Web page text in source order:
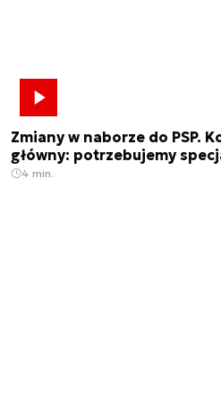
Zmiany w naborze do PSP.
główny: potrzebujemy
4 min.